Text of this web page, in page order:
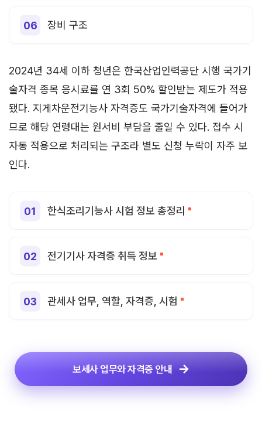
장비 구조
2024년 34세 이하 청년은 한국산업인력공단 시행 국가기
술자격 종목 응시료를 연 3회 50% 할인받는 제도가 적용
됐다. 지게차운전기능사 자격증도 국가기술자격에 들어가
므로 해당 연령대는 원서비 부담을 줄일 수 있다. 접수 시
자동 적용으로 처리되는 구조라 별도 신청 누락이 자주 보
인다.
한식조리기능사 시험 정보 총정리
전기기사 자격증 취득 정보
관세사 업무, 역할, 자격증, 시험
보세사 업무와 자격증 안내